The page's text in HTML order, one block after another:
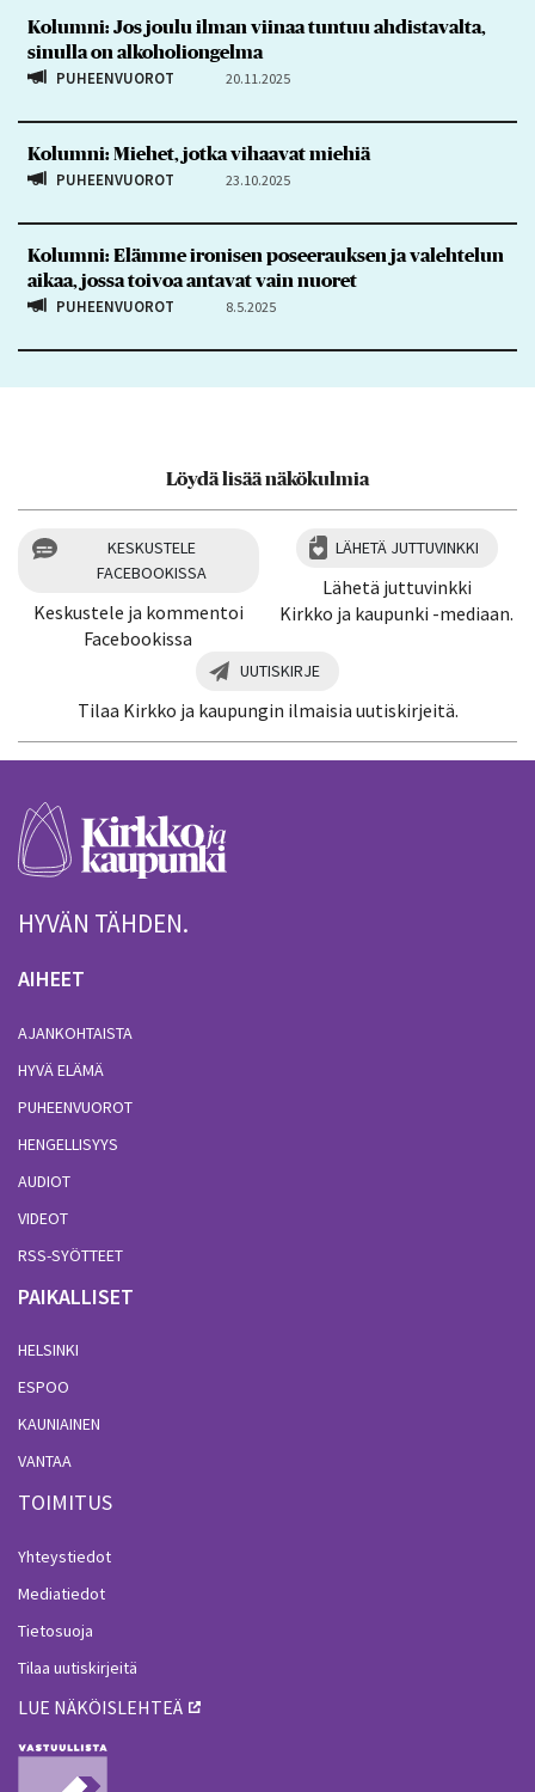
Kolumni: Jos joulu ilman viinaa tuntuu ahdistavalta,
sinulla on alkoholiongelma
PUHEENVUOROT 20.11.2025
Kolumni: Miehet, jotka vihaavat miehiä
PUHEENVUOROT 23.10.2025
Kolumni: Elämme ironisen poseerauksen ja valehtelun
aikaa, jossa toivoa antavat vain nuoret
PUHEENVUOROT 8.5.2025
Löydä lisää näkökulmia
KESKUSTELE
FACEBOOKISSA
Keskustele ja kommentoi
Facebookissa
LÄHETÄ JUTTUVINKKI
Lähetä juttuvinkki
Kirkko ja kaupunki -mediaan.
UUTISKIRJE
Tilaa Kirkko ja kaupungin ilmaisia uutiskirjeitä.
HYVÄN TÄHDEN.
AIHEET
AJANKOHTAISTA
HYVÄ ELÄMÄ
PUHEENVUOROT
HENGELLISYYS
AUDIOT
VIDEOT
RSS-SYÖTTEET
PAIKALLISET
HELSINKI
ESPOO
KAUNIAINEN
VANTAA
TOIMITUS
Yhteystiedot
Mediatiedot
Tietosuoja
Tilaa uutiskirjeitä
LUE NÄKÖISLEHTEÄ